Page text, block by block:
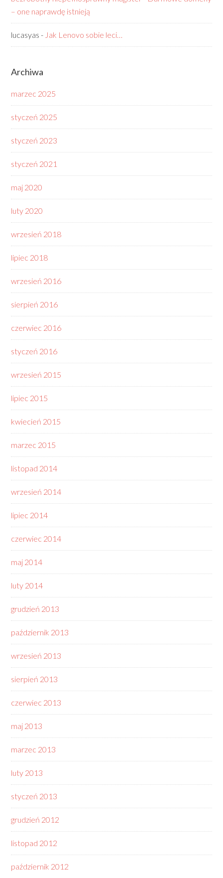
– one naprawdę istnieją
lucasyas - Jak Lenovo sobie leci…
Archiwa
marzec 2025
styczeń 2025
styczeń 2023
styczeń 2021
maj 2020
luty 2020
wrzesień 2018
lipiec 2018
wrzesień 2016
sierpień 2016
czerwiec 2016
styczeń 2016
wrzesień 2015
lipiec 2015
kwiecień 2015
marzec 2015
listopad 2014
wrzesień 2014
lipiec 2014
czerwiec 2014
maj 2014
luty 2014
grudzień 2013
październik 2013
wrzesień 2013
sierpień 2013
czerwiec 2013
maj 2013
marzec 2013
luty 2013
styczeń 2013
grudzień 2012
listopad 2012
październik 2012